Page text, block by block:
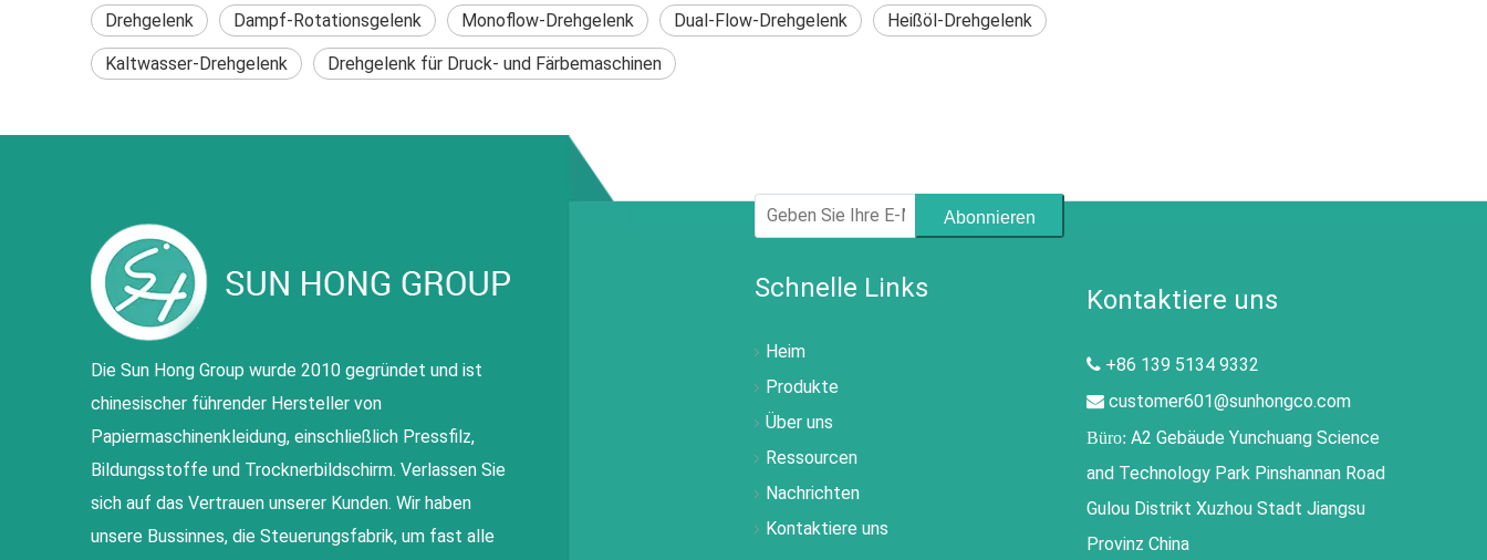
Drehgelenk Dampf-Rotationsgelenk Monoflow-Drehgelenk Dual-Flow-Drehgelenk Heißöl-Drehgelenk
Kaltwasser-Drehgelenk Drehgelenk für Druck- und Färbemaschinen
Die Sun Hong Group wurde 2010 gegründet und ist
chinesischer führender Hersteller von
Papiermaschinenkleidung, einschließlich Pressfilz,
Bildungsstoffe und Trocknerbildschirm. Verlassen Sie
sich auf das Vertrauen unserer Kunden. Wir haben
unsere Bussinnes, die Steuerungsfabrik, um fast alle
Abonnieren
Schnelle Links
Heim
Produkte
Über uns
Ressourcen
Nachrichten
Kontaktiere uns
Kontaktiere uns
 +86 139 5134 9332
 customer601@sunhongco.com
Büro: A2 Gebäude Yunchuang Science
and Technology Park Pinshannan Road
Gulou Distrikt Xuzhou Stadt Jiangsu
Provinz China